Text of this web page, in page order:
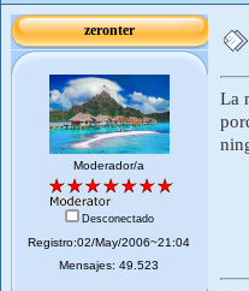
zeronter
Moderador/a
Desconectado
Registro:02/May/2006~21:04
Mensajes: 49.523
La